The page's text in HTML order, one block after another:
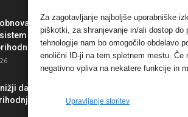
Za zagotavljanje najboljše uporabniške
piškotki, za shranjevanje in/ali dostop
tehnologije nam bo omogočilo obdelavo
enolični ID-ji na tem spletnem mestu.
negativno vpliva na nekatere funkcije in
Upravljanje storitev
po
in
davek
Dogodki
FOTO: